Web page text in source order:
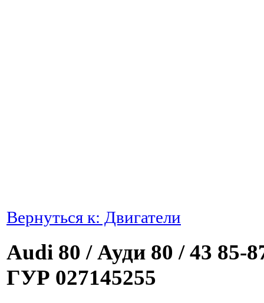
Вернуться к: Двигатели
Audi 80 / Ауди 80 / 43 85-
ГУР 027145255